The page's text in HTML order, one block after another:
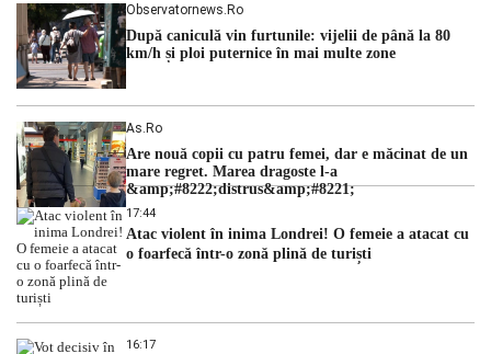
Observatornews.ro
După caniculă vin furtunile: vijelii de până la 80
km/h și ploi puternice în mai multe zone
As.ro
Are nouă copii cu patru femei, dar e măcinat de un
mare regret. Marea dragoste l-a
&amp;#8222;distrus&amp;#8221;
17:44
Atac violent în inima Londrei! O femeie a atacat cu
o foarfecă într-o zonă plină de turiști
16:17